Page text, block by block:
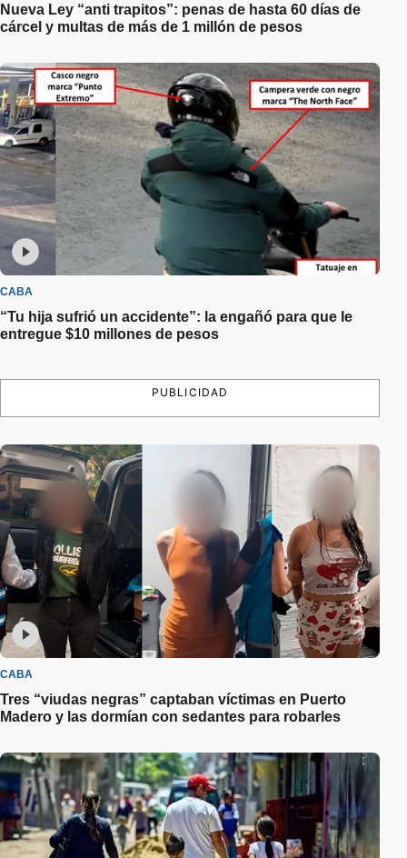
Nueva Ley “anti trapitos”: penas de hasta 60 días de
cárcel y multas de más de 1 millón de pesos
CABA
“Tu hija sufrió un accidente”: la engañó para que le
entregue $10 millones de pesos
PUBLICIDAD
CABA
Tres “viudas negras” captaban víctimas en Puerto
Madero y las dormían con sedantes para robarles